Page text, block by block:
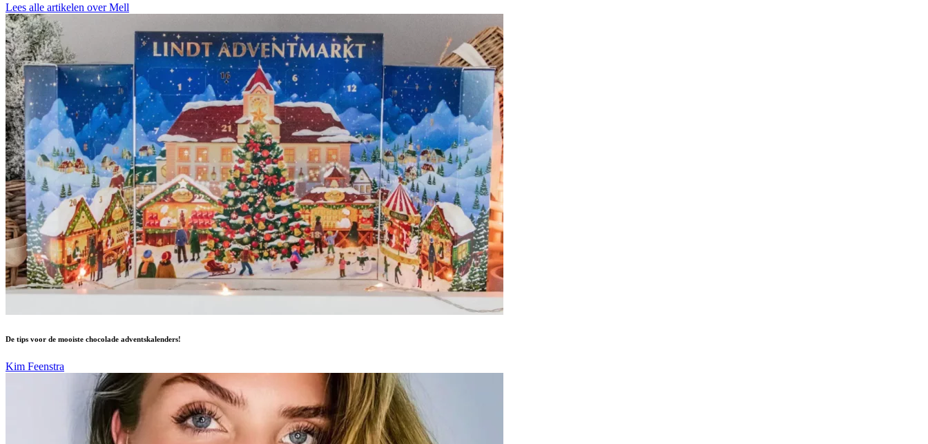
Lees alle artikelen over Mell
De tips voor de mooiste chocolade adventskalenders!
Kim Feenstra